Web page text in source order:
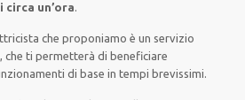
un’ora.
che proponiamo èun servizio
che tipermetterà di beneficiare
di base in tempi brevissimi.